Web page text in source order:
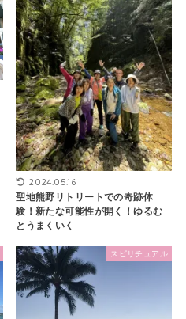
2024.05.16
聖地熊野リトリートでの奇跡体
験！新たな可能性が開く！ゆるむ
とうまくいく
スピリチュアル